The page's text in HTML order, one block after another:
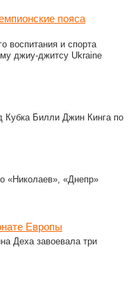
пояса
воспитания и спорта
джиу-джитсу Ukraine
Кубка Билли Джин Кинга по
«Николаев», «Днепр»
Европы
Деха завоевала три